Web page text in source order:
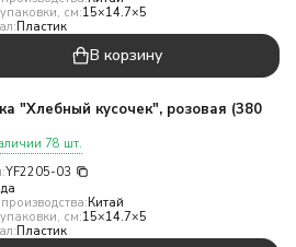
см:15×14.7×5
Пластик
В корзину
"Хлебный кусочек", розовая (380
78 шт.
YF2205-03
Китай
см:15×14.7×5
Пластик